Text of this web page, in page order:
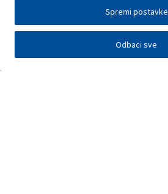
Odbaci sve
Spremi postavke